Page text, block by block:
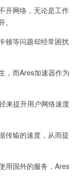
网络，无论是工作
等问题却经常困扰
而Ares加速器作为
提升用户网络速度
输的速度，从而提
国外的服务，Ares